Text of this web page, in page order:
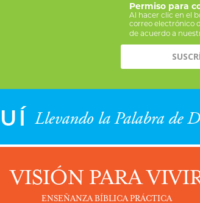
Permiso para
Al hacer clic en el
correo electrónico
de acuerdo a
VISIÓN PARA
ENSEÑANZA BÍBLICA PRÁCTICA